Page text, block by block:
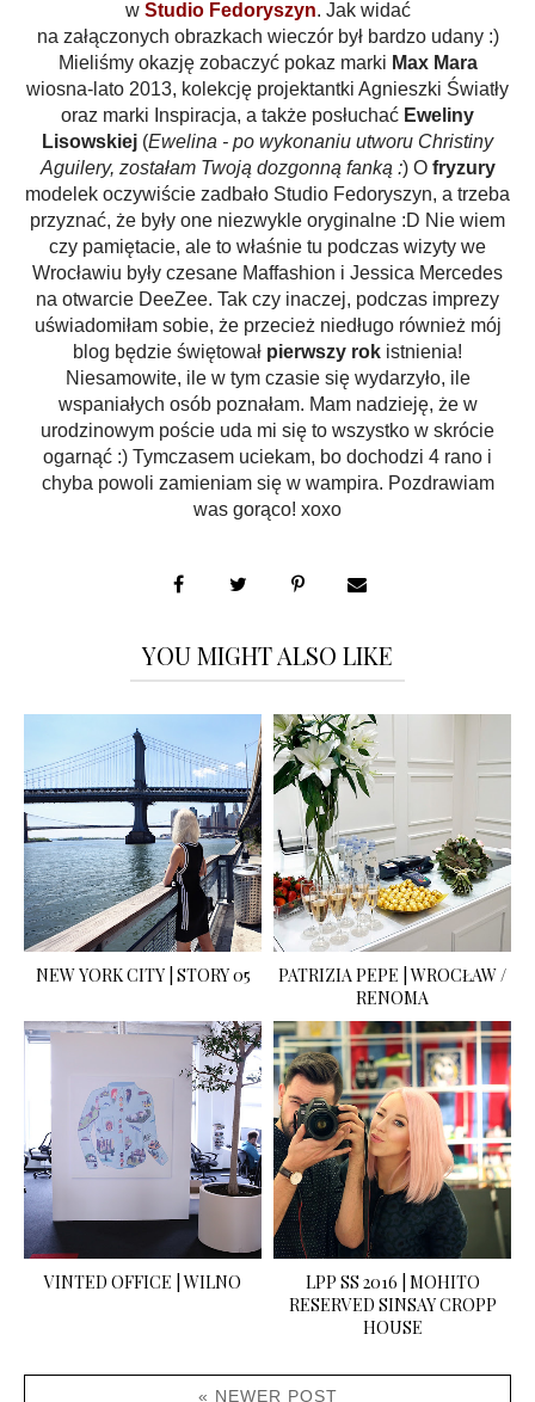
w Studio Fedoryszyn. Jak widać
na załączonych obrazkach wieczór był bardzo udany :)
Mieliśmy okazję zobaczyć pokaz marki Max Mara
wiosna-lato 2013, kolekcję projektantki Agnieszki Światły
oraz marki Inspiracja, a także posłuchać Eweliny
Lisowskiej (Ewelina - po wykonaniu utworu Christiny
Aguilery, zostałam Twoją dozgonną fanką :) Ofryzury
modelek oczywiście zadbało Studio Fedoryszyn, a trzeba
przyznać, że były one niezwykle oryginalne :D Nie wiem
czy pamiętacie, ale to właśnie tu podczas wizyty we
Wrocławiu były czesane Maffashion i Jessica Mercedes
na otwarcie DeeZee. Tak czy inaczej, podczas imprezy
uświadomiłam sobie, że przecież niedługo również mój
blog będzie świętował pierwszy rok istnienia!
Niesamowite, ile w tym czasie się wydarzyło, ile
wspaniałych osób poznałam. Mam nadzieję, że w
urodzinowym poście uda mi się to wszystko w skrócie
ogarnąć :) Tymczasem uciekam, bo dochodzi 4 rano i
chyba powoli zamieniam się w wampira. Pozdrawiam
was gorąco! xoxo
YOU MIGHT ALSO LIKE
NEW YORK CITY | STORY 05
PATRIZIA PEPE | WROCŁAW /
RENOMA
VINTED OFFICE | WILNO
LPP SS 2016 | MOHITO
RESERVED SINSAY CROPP
HOUSE
« NEWER POST